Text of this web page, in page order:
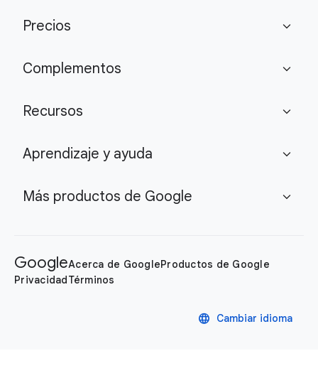
Precios expand_more
Complementos expand_more
Recursos expand_more
Aprendizaje y ayuda expand_more
Más productos de Google expand_more
GoogleAcerca de GoogleProductos de Google
PrivacidadTérminos
language Cambiar idioma